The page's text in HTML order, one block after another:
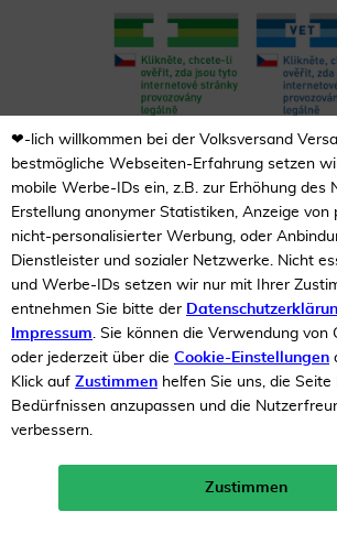
10%
Neukunden-Rabatt ab 49€!
mehr erfahren >
Unsere Auszeichnungen
❤-lich willkommen bei der Volksversand
bestmögliche Webseiten-Erfahrung setzen
mobile Werbe-IDs ein, z.B. zur Erhöhung des
Erstellung anonymer Statistiken, Anzeige
nicht-personalisierter Werbung, oder
Dienstleister und sozialer Netzwerke. Nicht
und Werbe-IDs setzen wir nur mit Ihrer
entnehmen Sie bitte der
Impressum. Sie können die Verwendung von
oder jederzeit über die Cookie-Einstellungen
Klick auf Zustimmen helfen Sie uns, die
Bedürfnissen anzupassen und die
verbessern.
Zustimmen